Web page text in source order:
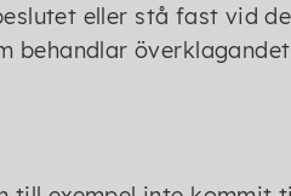
eller stå fast vid
behandlar